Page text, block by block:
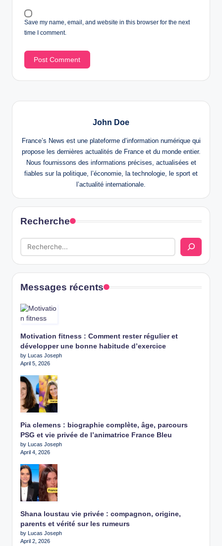
Save my name, email, and website in this browser for the next
time I comment.
John Doe
France’s News est une plateforme d’information numérique qui
propose les dernières actualités de France et du monde entier.
Nous fournissons des informations précises, actualisées et
fiables sur la politique, l’économie, la technologie, le sport et
l’actualité internationale.
Recherche
Messages récents
Motivation fitness : Comment rester régulier et
développer une bonne habitude d’exercice
by Lucas Joseph
April 5, 2026
Pia clemens : biographie complète, âge, parcours
PSG et vie privée de l’animatrice France Bleu
by Lucas Joseph
April 4, 2026
Shana loustau vie privée : compagnon, origine,
parents et vérité sur les rumeurs
by Lucas Joseph
April 2, 2026